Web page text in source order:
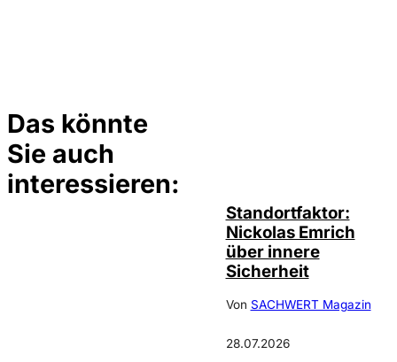
Das könnte
Sie auch
interessieren:
Standortfaktor:
Nickolas Emrich
über innere
Sicherheit
Von SACHWERT Magazin
28.07.2026